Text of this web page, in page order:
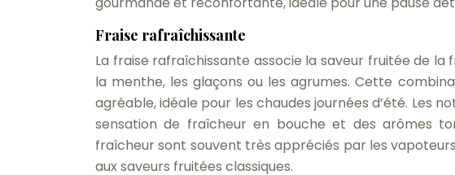
Fraise rafraîchissante
La fraise rafraîchissante associe la saveur fruitée de
la menthe, les glaçons ou les agrumes. Cette
agréable, idéale pour les chaudes journées d’été. Les
sensation de fraîcheur en bouche et des arômes
fraîcheur sont souvent très appréciés par les
aux saveurs fruitées classiques.